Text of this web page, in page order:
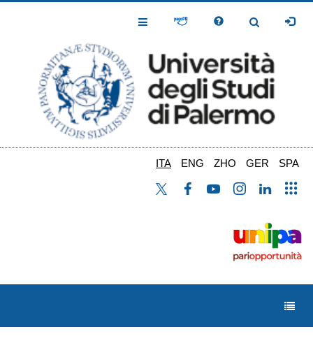
Toggle
Toggle
ITA ENG ZHO GER SPA